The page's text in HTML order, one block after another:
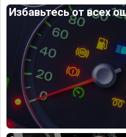
Избавьтесь от всех